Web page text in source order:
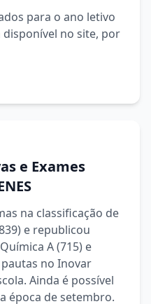
para o ano letivo
disponível no site, por
e Exames
na classificação de
e republicou
A (715) e
pautas no Inovar
Ainda é possível
época de setembro.